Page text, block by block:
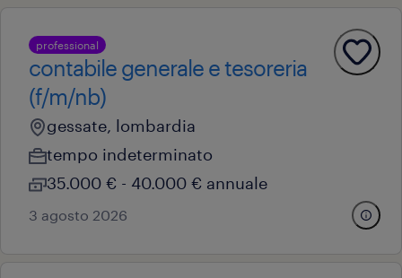
professional
contabile generale e tesoreria
(f/m/nb)
gessate, lombardia
tempo indeterminato
35.000 € - 40.000 € annuale
3 agosto 2026